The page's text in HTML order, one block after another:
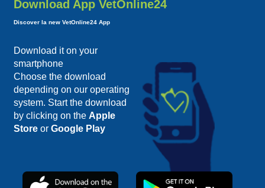
Download App VetOnline24
Discover la new VetOnline24 App
Download it on your
smartphone
Choose the download
depending on our operating
system. Start the download
by clicking on the Apple
Storeor Google Play